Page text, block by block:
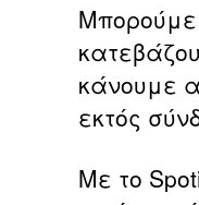
Μπορούμε
κάνουμε
εκτός
Με το